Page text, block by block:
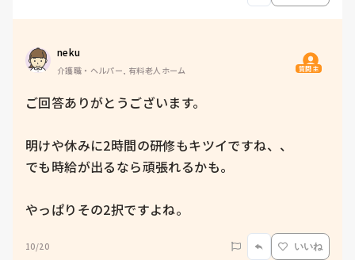
neku
介護職・ヘルパー, 有料老人ホーム 質問主
ご回答ありがとうございます。
明けや休みに2時間の研修もキツイですね、、
でも時給が出るなら頑張れるかも。
やっぱりその2択ですよね。
10/20 いいね